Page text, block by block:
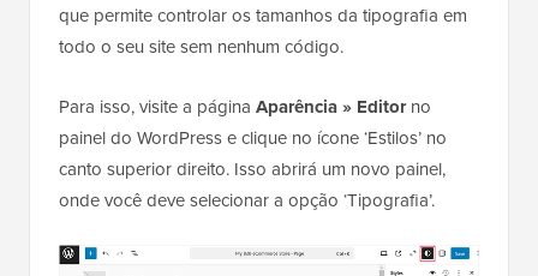
que permite controlar os tamanhos da tipografia em
todo o seu site sem nenhum código.
Para isso, visite a página Aparência » Editorno
painel do WordPress e clique no ícone ‘Estilos’ no
canto superior direito. Isso abrirá um novo painel,
onde você deve selecionar a opção ‘Tipografia’.